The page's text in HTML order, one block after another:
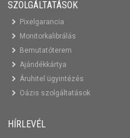
SZOLGÁLTATÁSOK
Pixelgarancia
Monitorkalibrálás
Bemutatóterem
Ajándékkártya
Áruhitel ügyintézés
Oázis szolgáltatások
HÍRLEVÉL